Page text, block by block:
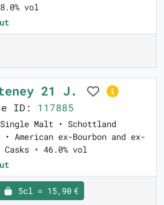
vol
21 J.
ID: 117885
Malt • Schottland
American ex-Bourbon and ex-
• 46.0% vol
5cl = 15,90 €